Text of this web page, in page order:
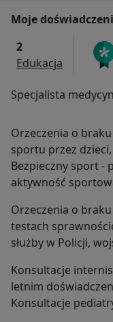
Moje
2
Edukacja
Specjalista
Orzeczenia o
sportu przez dzieci,
Bezpieczny sport -
aktywność
Orzeczenia o
testach
służby w Policji,
Konsultacje
letnim
Konsultacje